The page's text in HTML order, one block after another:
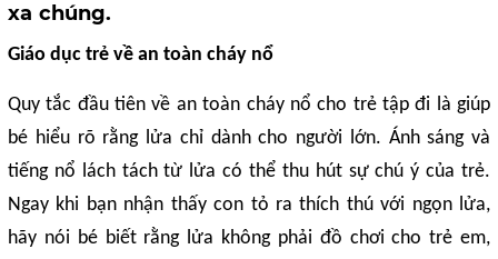
xa chúng.
Giáo dục trẻ về an toàn cháy nổ
Quy tắc đầu tiên về an toàn cháy nổ cho trẻ tập đi là giúp
bé hiểu rõ rằng lửa chỉ dành cho người lớn. Ánh sáng và
tiếng nổ lách tách từ lửa có thể thu hút sự chú ý của trẻ.
Ngay khi bạn nhận thấy con tỏ ra thích thú với ngọn lửa,
hãy nói bé biết rằng lửa không phải đồ chơi cho trẻ em,